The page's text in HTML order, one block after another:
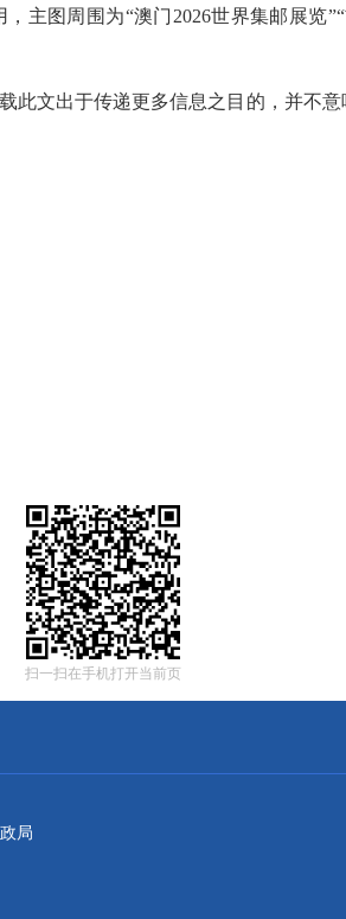
主图周围为“澳门2026世界集邮展览
此文出于传递更多信息之目的，并不
扫一扫在手机打开当前页
局